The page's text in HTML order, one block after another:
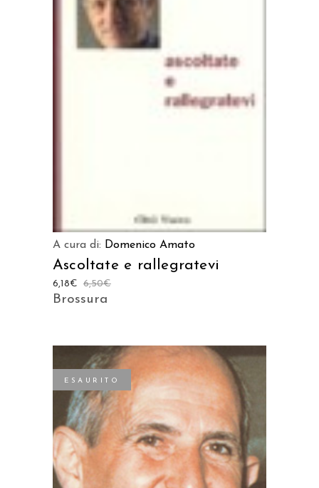
LEGGI TUTTO
A cura di: Domenico Amato
Ascoltate e rallegratevi
6,50€
6,18€
Brossura
ESAURITO